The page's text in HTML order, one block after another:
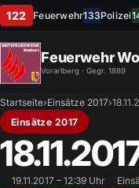
122 Feuerwehr133Polizei
Feuerwehr
Vorarlberg · Gegr. 1889
Startseite›Einsätze 2017›
Einsätze 2017
19.11.2017 – 12:39 Uhr